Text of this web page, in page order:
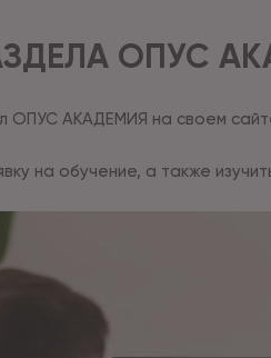
ОПУС
ОПУС АКАДЕМИЯ на своем
на обучение, а также